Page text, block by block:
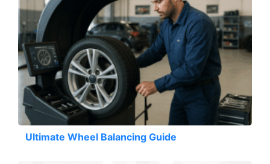
Ultimate Wheel Balancing Guide